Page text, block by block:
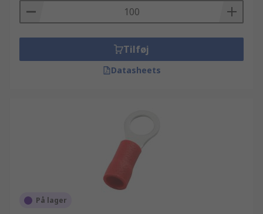
Tilføj
Datasheets
På lager